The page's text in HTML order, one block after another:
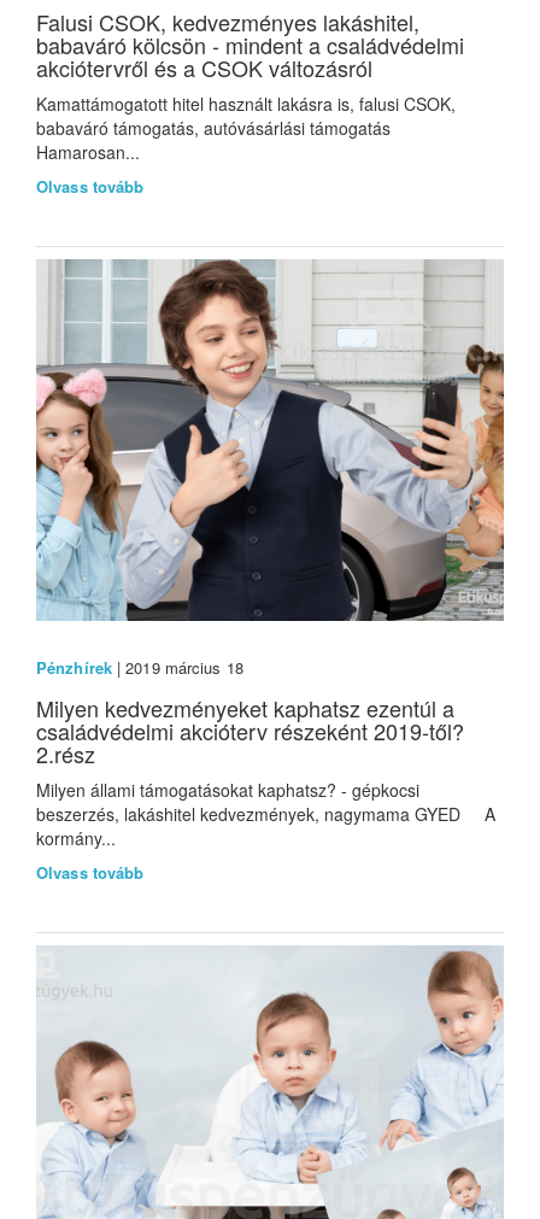
Falusi CSOK, kedvezményes lakáshitel,
babaváró kölcsön - mindent a családvédelmi
akciótervről és a CSOK változásról
Kamattámogatott hitel használt lakásra is, falusi CSOK,
babaváró támogatás, autóvásárlási támogatás
Hamarosan...
Olvass tovább
Pénzhírek| 2019 március 18
Milyen kedvezményeket kaphatsz ezentúl a
családvédelmi akcióterv részeként 2019-től?
2.rész
Milyen állami támogatásokat kaphatsz? - gépkocsi
beszerzés, lakáshitel kedvezmények, nagymama GYED A
kormány...
Olvass tovább